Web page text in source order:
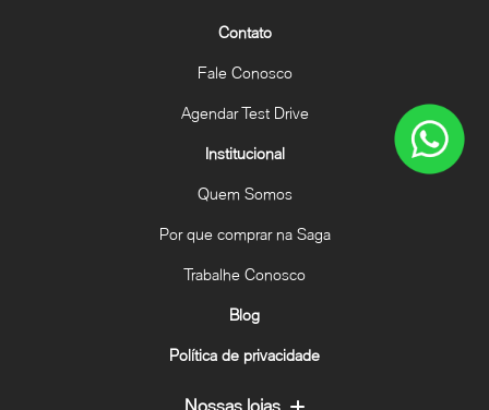
Contato
Fale Conosco
Agendar Test Drive
Institucional
Quem Somos
Por que comprar na Saga
Trabalhe Conosco
Blog
Política de privacidade
Nossas lojas